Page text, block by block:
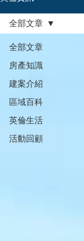
全部文章
房產知識
建案介紹
區域百科
英倫生活
活動回顧
全部文章